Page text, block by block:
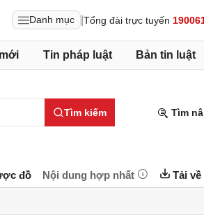
Danh mục Tổng đài trực tuyến
Tin pháp luật Bản tin luật
Tìm kiếm Tìm
đồ Nội dung hợp nhất Tải về